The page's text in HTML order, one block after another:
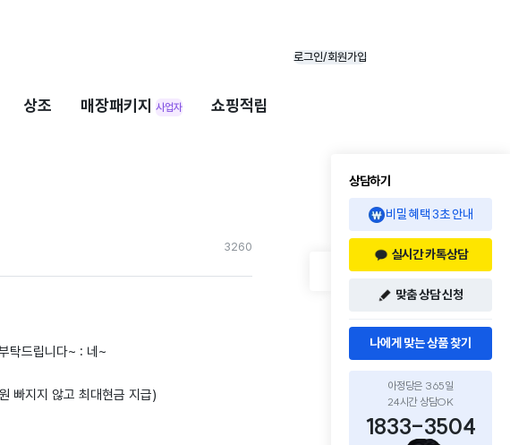
로그인/회원가입
상조 매장패키지 사업자 쇼핑적립
3260
탁드립니다~ : 네~
빠지지 않고 최대현금 지급)
상담하기
비밀 혜택 3초 안내
실시간 카톡상담
맞춤 상담 신청
나에게 맞는 상품 찾기
아정당은 365일
24시간 상담OK
1833-3504